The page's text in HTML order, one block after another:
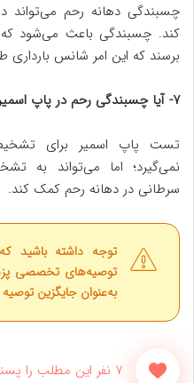
چسبندگی دهانه رحم می‌تواند
کند. چسبندگی باعث می‌شود
برسند که این امر شانس
۷- آیا چسبندگی رحم در پاپ اسمیر مشخص می‌شود؟
تست پاپ اسمیر برای
نمی‌گیرد؛ اما می‌تواند
سرطانی در دهانه رحم کمک کند.
توجه داشته باشید
توصیه‌های تخصصی
به‌عنوان جایگزین
7 نفر این مطلب را پسندیده‌اند